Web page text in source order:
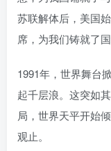
苏联解体后，美国
席，为我们铸就了
1991年，世界舞台
起千层浪。这突如
局，世界天平开始
观止。